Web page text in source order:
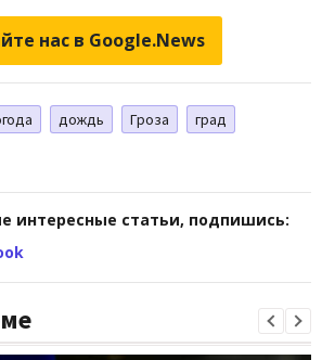
нас в Google.News
дождь Гроза
град
интересные статьи, подпишись: